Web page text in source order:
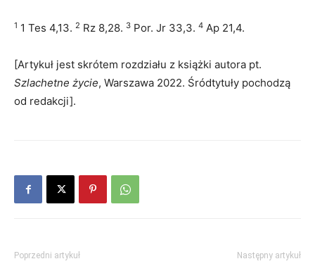
1 1 Tes 4,13. 2 Rz 8,28. 3 Por. Jr 33,3. 4 Ap 21,4.
[Artykuł jest skrótem rozdziału z książki autora pt.
Szlachetne życie, Warszawa 2022. Śródtytuły pochodzą
od redakcji].
Poprzedni artykuł Następny artykuł